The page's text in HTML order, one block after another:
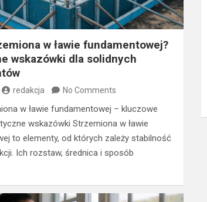
w ławie fundamentowej?
wskazówki dla solidnych
redakcja No Comments
w ławie fundamentowej – kluczowe
wskazówki Strzemiona w ławie
to elementy, od których zależy stabilność
Ich rozstaw, średnica i sposób